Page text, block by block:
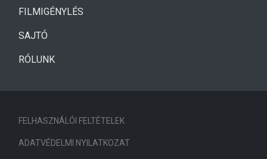
FILMIGÉNYLÉS
SAJTÓ
RÓLUNK
FELHASZNÁLÓI FELTÉTELEK
ADATVÉDELMI NYILATKOZAT